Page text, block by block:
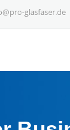
glasfaser.de